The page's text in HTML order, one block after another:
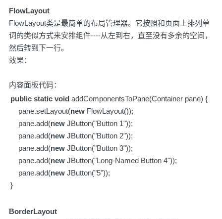
FlowLayout
FlowLayout类是最简单的布局管理器。它按照和页面上排列单
词的类似方式来安排组件----从左到右，直至没有多余的空间，
然后转到下一行。
效果：
内容面板代码：
public static void addComponentsToPane(Container pane) {
pane.setLayout(new FlowLayout());
pane.add(new JButton("Button 1"));
pane.add(new JButton("Button 2"));
pane.add(new JButton("Button 3"));
pane.add(new JButton("Long-Named Button 4"));
pane.add(new JButton("5"));
}
BorderLayout